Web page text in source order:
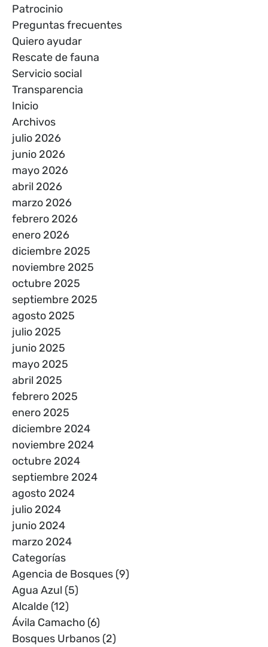
Patrocinio
Preguntas frecuentes
Quiero ayudar
Rescate de fauna
Servicio social
Transparencia
Inicio
Archivos
julio 2026
junio 2026
mayo 2026
abril 2026
marzo 2026
febrero 2026
enero 2026
diciembre 2025
noviembre 2025
octubre 2025
septiembre 2025
agosto 2025
julio 2025
junio 2025
mayo 2025
abril 2025
febrero 2025
enero 2025
diciembre 2024
noviembre 2024
octubre 2024
septiembre 2024
agosto 2024
julio 2024
junio 2024
marzo 2024
Categorías
Agencia de Bosques (9)
Agua Azul (5)
Alcalde (12)
Ávila Camacho (6)
Bosques Urbanos (2)